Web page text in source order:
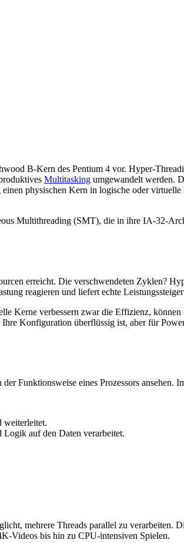
B-Kern des Pentium 4 vor. Hyper-
Multitasking umgewandelt werden.
physischen Kern in logische oder
Multithreading (SMT), die in ihre IA-32-
erreicht. Die verschwendeten Zyklen?
reagieren und liefert echte
Kerne verbessern zwar die Effizienz,
Konfiguration überflüssig ist, aber für
Funktionsweise eines Prozessors ansehen.
weiterleitet.
auf den Daten verarbeitet.
mehrere Threads parallel zu
Videos bis hin zu CPU-intensiven Spielen.